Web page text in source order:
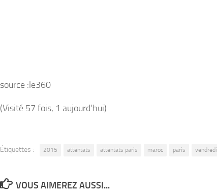
source :le360
(Visité 57 fois, 1 aujourd'hui)
Étiquettes : 2015 attentats attentats paris maroc paris vendredi
VOUS AIMEREZ AUSSI...